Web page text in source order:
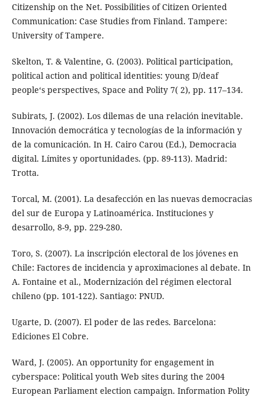
Citizenship on the Net. Possibilities of Citizen Oriented
Communication: Case Studies from Finland. Tampere:
University of Tampere.
Skelton, T. & Valentine, G. (2003). Political participation,
political action and political identities: young D/deaf
people‘s perspectives, Space and Polity 7( 2), pp. 117–134.
Subirats, J. (2002). Los dilemas de una relación inevitable.
Innovación democrática y tecnologías de la información y
de la comunicación. In H. Cairo Carou (Ed.), Democracia
digital. Límites y oportunidades. (pp. 89-113). Madrid:
Trotta.
Torcal, M. (2001). La desafección en las nuevas democracias
del sur de Europa y Latinoamérica. Instituciones y
desarrollo, 8-9, pp. 229-280.
Toro, S. (2007). La inscripción electoral de los jóvenes en
Chile: Factores de incidencia y aproximaciones al debate. In
A. Fontaine et al., Modernización del régimen electoral
chileno (pp. 101-122). Santiago: PNUD.
Ugarte, D. (2007). El poder de las redes. Barcelona:
Ediciones El Cobre.
Ward, J. (2005). An opportunity for engagement in
cyberspace: Political youth Web sites during the 2004
European Parliament election campaign. Information Polity